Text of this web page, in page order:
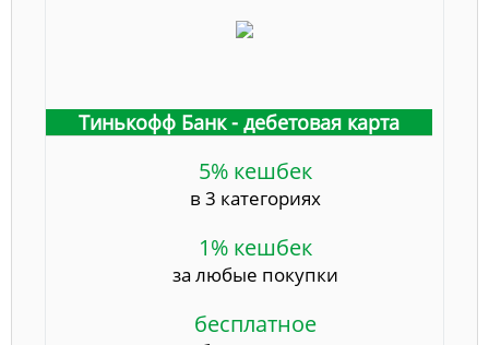
Тинькофф Банк - дебетовая карта
5% кешбек
в 3 категориях
1% кешбек
за любые покупки
бесплатное